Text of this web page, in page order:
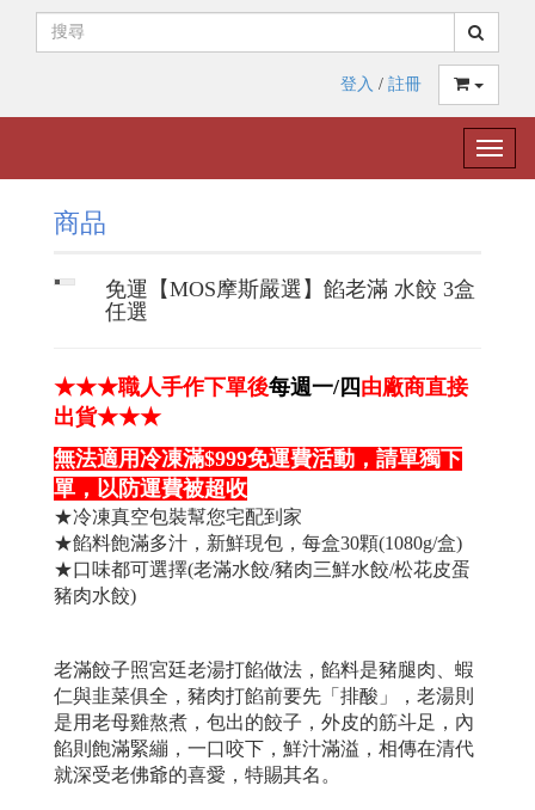
登入 / 註冊
Toggle
商品
免運【MOS摩斯嚴選】餡老滿 水餃 3盒
任選
★★★職人手作下單後每週一/四 由廠商直接
出貨★★★
無法適用冷凍滿$999免運費活動，請單獨下
單，以防運費被超收
★冷凍真空包裝幫您宅配到家
★餡料飽滿多汁，新鮮現包，每盒30顆(1080g/盒)
★口味都可選擇(老滿水餃/豬肉三鮮水餃/松花皮蛋
豬肉水餃)
老滿餃子照宮廷老湯打餡做法，餡料是豬腿肉、蝦
仁與韭菜俱全，豬肉打餡前要先「排酸」，老湯則
是用老母雞熬煮，包出的餃子，外皮的筋斗足，內
餡則飽滿緊繃，一口咬下，鮮汁滿溢，相傳在清代
就深受老佛爺的喜愛，特賜其名。